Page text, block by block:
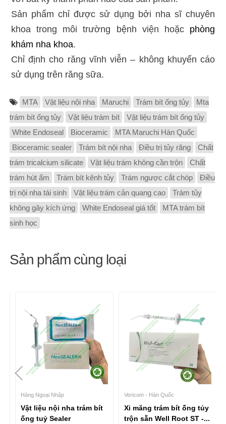
Sản phẩm chỉ được sử dụng bởi nha sĩ chuyên
khoa trong môi trường bệnh viện hoặc phòng
khám nha khoa.
Chỉ định cho răng vĩnh viễn – không khuyến cáo
sử dụng trên răng sữa.
MTA Vật liệu nội nha Maruchi Trám bít ống tủy
Mta
trám bít ống tủy
Vật liệu trám bít
Vật liệu trám bít ống tủy
White Endoseal
Bioceramic
MTA Maruchi Hàn Quốc
Bioceramic sealer
Trám bít nội nha Điều trị tủy răng
Chất
trám tricalcium silicate
Vật liệu trám không cần trộn
Chất
trám hút ẩm
Trám bít kênh tủy Trám ngược cắt chóp
Điều
trị nội nha tái sinh
Vật liệu trám cản quang cao
Trám tủy
không gây kích ứng
White Endoseal giá tốt
MTA trám bít
sinh học
Sản phẩm cùng loại
Hàng Ngoại Nhập
Vật liệu nội nha trám bít
ống tuỷ Sealer
Vericom - Hàn Quốc
Xi măng trám bít ống tủy
trộn sẵn Well Root ST -...